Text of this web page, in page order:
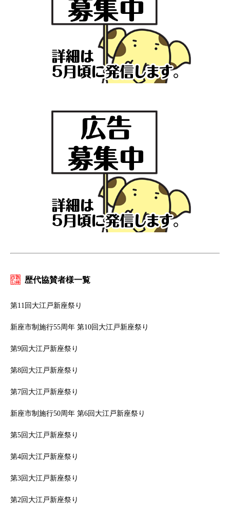
歴代協賛者様一覧
第11回大江戸新座祭り
新座市制施行55周年 第10回大江戸新座祭り
第9回大江戸新座祭り
第8回大江戸新座祭り
第7回大江戸新座祭り
新座市制施行50周年 第6回大江戸新座祭り
第5回大江戸新座祭り
第4回大江戸新座祭り
第3回大江戸新座祭り
第2回大江戸新座祭り